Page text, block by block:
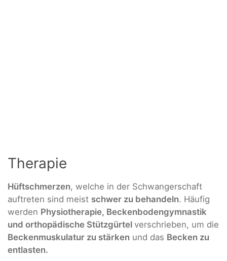
Therapie
Hüftschmerzen, welche in der Schwangerschaft
auftreten sind meist schwer zu behandeln. Häufig
werden Physiotherapie, Beckenbodengymnastik
und orthopädische Stützgürtel verschrieben, um die
Beckenmuskulatur zu stärken und das Becken zu
entlasten.